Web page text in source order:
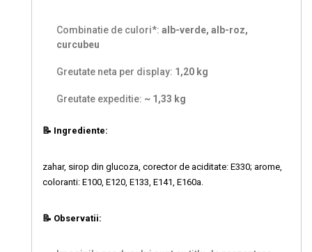
Combinatie de culori*: alb-verde, alb-roz,
curcubeu
Greutate neta per display: 1,20 kg
Greutate expeditie: ~ 1,33 kg
📝 Ingrediente:
zahar, sirop din glucoza, corector de aciditate: E330; arome,
coloranti: E100, E120, E133, E141, E160a.
📝 Observatii: